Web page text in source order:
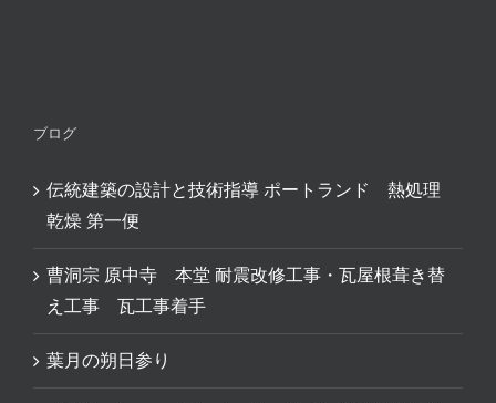
ブログ
伝統建築の設計と技術指導 ポートランド 熱処理
乾燥 第一便
曹洞宗 原中寺 本堂 耐震改修工事・瓦屋根葺き替
え工事 瓦工事着手
葉月の朔日参り